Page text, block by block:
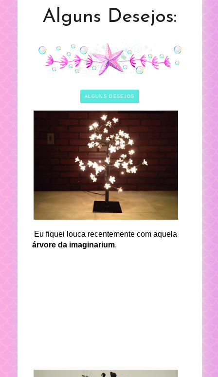
Alguns Desejos:
ALGUNS DESEJOS
Eu fiquei louca recentemente com aquela
árvore da imaginarium.